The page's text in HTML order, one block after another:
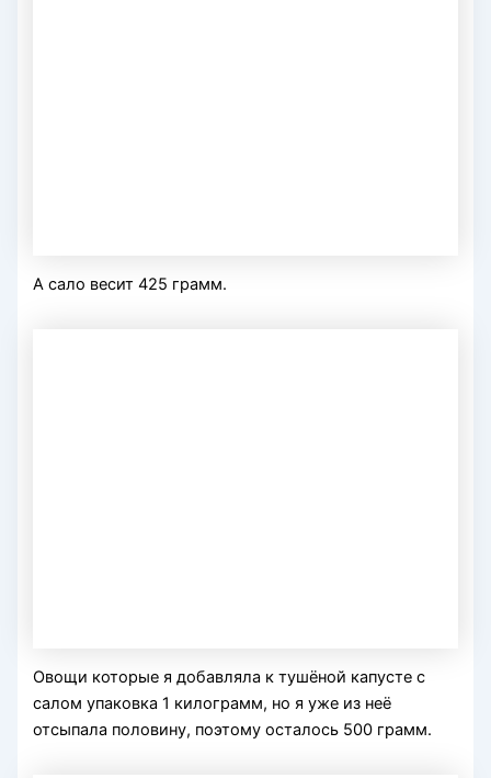
А сало весит 425 грамм.
Овощи которые я добавляла к тушёной капусте с
салом упаковка 1 килограмм, но я уже из неё
отсыпала половину, поэтому осталось 500 грамм.